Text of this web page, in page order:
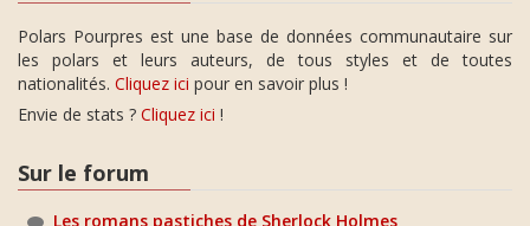
Polars Pourpres est une base de données communautaire sur
les polars et leurs auteurs, de tous styles et de toutes
nationalités. Cliquez ici pour en savoir plus !
Envie de stats ? Cliquez ici !
Sur le forum
Les romans pastiches de Sherlock Holmes